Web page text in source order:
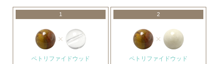
1
ペトリファイドウッド
2
ペトリファイドウッド